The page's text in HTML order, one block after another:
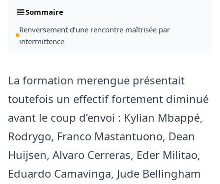
Sommaire
Renversement d’une rencontre maîtrisée par
intermittence
La formation merengue présentait
toutefois un effectif fortement diminué
avant le coup d’envoi : Kylian Mbappé,
Rodrygo, Franco Mastantuono, Dean
Huijsen, Alvaro Cerreras, Eder Militao,
Eduardo Camavinga, Jude Bellingham